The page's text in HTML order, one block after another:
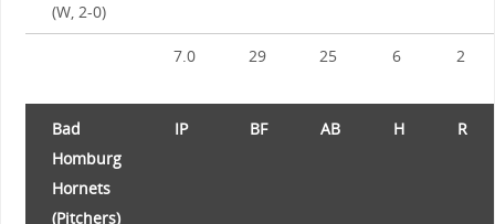
(W, 2-0)
7.0 29 25 6 2
Bad
Homburg
Hornets
(Pitchers)
IP BF AB H R